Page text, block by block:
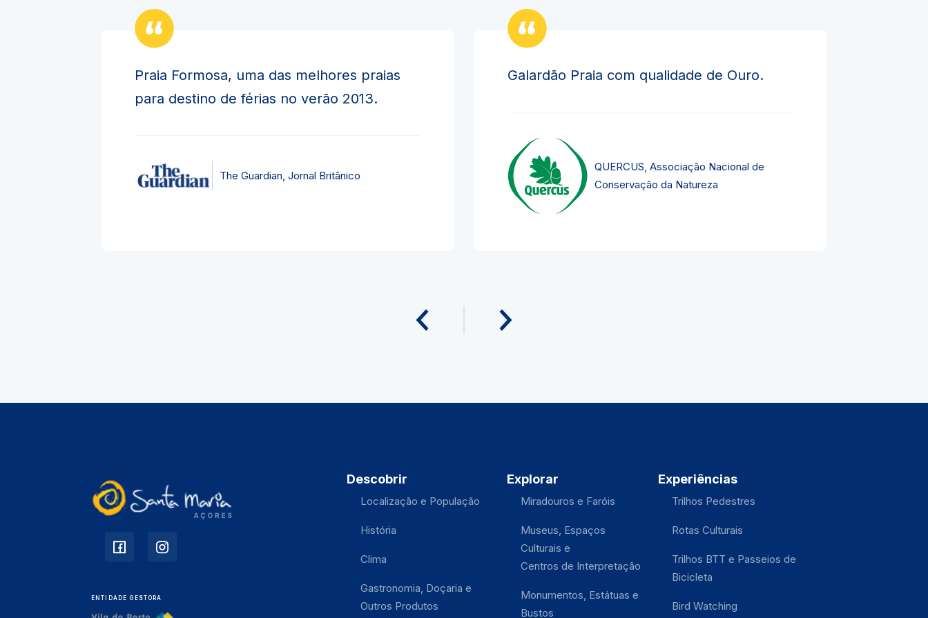
Praia Formosa, uma das melhores praias
para destino de férias no verão 2013.
The Guardian, Jornal Britânico
Galardão Praia com qualidade de Ouro.
QUERCUS, Associação Nacional de
Conservação da Natureza
ENTIDADE GESTORA
Descobrir
Localização e População
História
Clima
Gastronomia, Doçaria e
Outros Produtos
Explorar
Miradouros e Faróis
Museus, Espaços
Culturais e
Centros de Interpretação
Monumentos, Estátuas e
Bustos
Experiências
Trilhos Pedestres
Rotas Culturais
Trilhos BTT e Passeios de
Bicicleta
Bird Watching